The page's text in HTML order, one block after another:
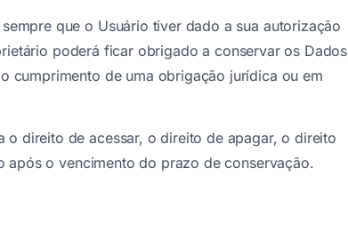
que o Usuário tiver dado a sua autorização
poderá ficar obrigado a conservar os Dados
cumprimento de uma obrigação jurídica ou em
o direito de acessar, o direito de apagar, o direito
o vencimento do prazo de conservação.